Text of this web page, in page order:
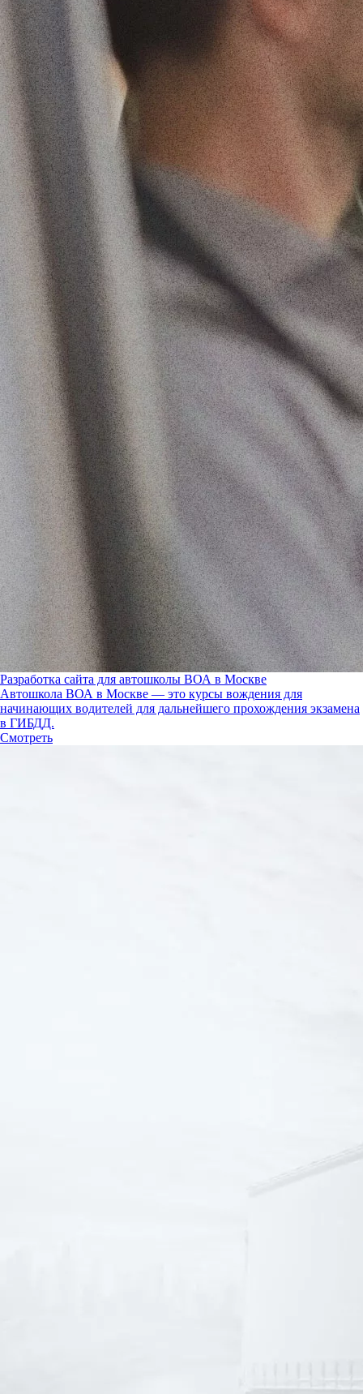
Разработка сайта для автошколы ВОА в Москве
Автошкола ВОА в Москве — это курсы вождения для
начинающих водителей для дальнейшего прохождения экзамена
в ГИБДД.
Смотреть